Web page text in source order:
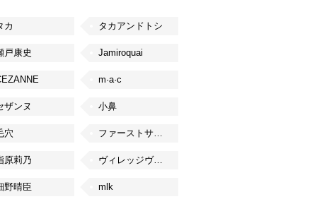
カ タカアンドトシ
戸康史 Jamiroquai
m·a·c
ザンヌ 小鼻
穴 ファーストサマーウイカ
原莉乃 ヴィレッジヴァンガード
野晴臣 mlk